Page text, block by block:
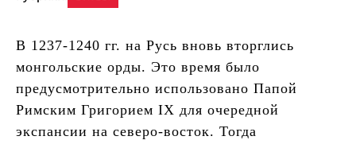
В 1237-1240 гг. на Русь вновь вторглись
монгольские орды. Это время было
предусмотрительно использовано Папой
Римским Григорием IX для очередной
экспансии на северо-восток. Тогда